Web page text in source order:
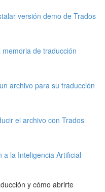
versión demo de Trados
de traducción
archivo para su traducción
el archivo con Trados
a la Inteligencia Artificial
y cómo abrirte